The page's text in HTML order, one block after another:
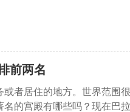
前两名
者居住的地方。世界范围
的宫殿有哪些吗？现在巴